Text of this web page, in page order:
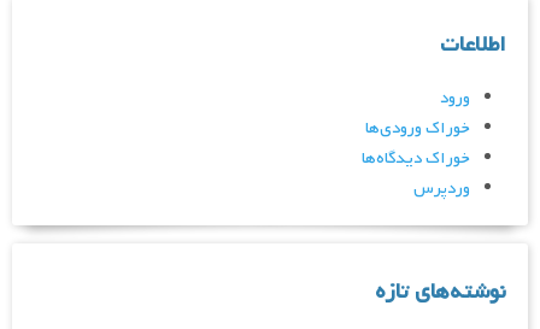
اطلاعات
ورود
خوراک ورودی‌ها
خوراک دیدگاه‌ها
وردپرس
نوشته‌های تازه